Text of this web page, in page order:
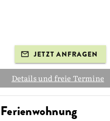
JETZT ANFRAGEN
Details und freie Termine
Ferienwohnung